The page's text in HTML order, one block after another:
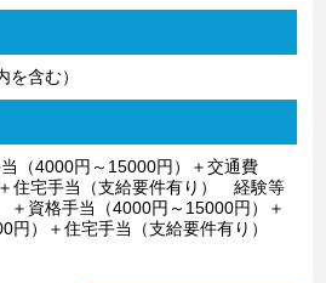
含む）
（4000円～15000円）＋交通費
住宅手当（支給要件有り） 経験等
資格手当（4000円～15000円）＋
円）＋住宅手当（支給要件有り）